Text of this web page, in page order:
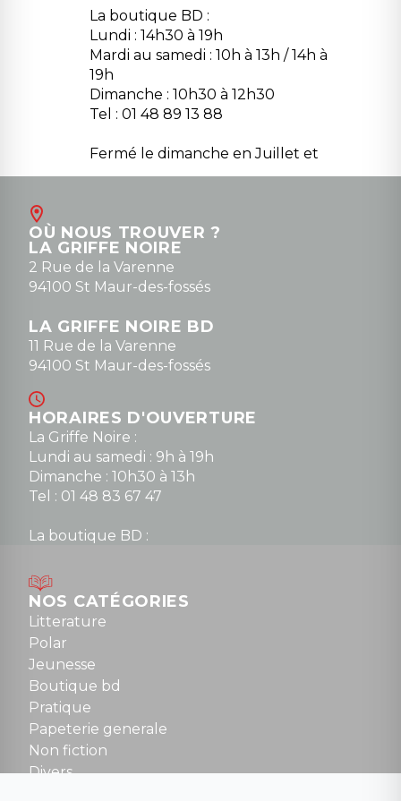
La boutique BD :
Lundi : 14h30 à 19h
Mardi au samedi : 10h à 13h / 14h à
19h
Dimanche : 10h30 à 12h30
Tel : 01 48 89 13 88
Fermé le dimanche en Juillet et
Août
contact@la-griffe-noire.com
0148836747
OÙ NOUS TROUVER ?
LA GRIFFE NOIRE
2 Rue de la Varenne
94100 St Maur-des-fossés
LA GRIFFE NOIRE BD
11 Rue de la Varenne
94100 St Maur-des-fossés
HORAIRES D'OUVERTURE
La Griffe Noire :
Lundi au samedi : 9h à 19h
Dimanche : 10h30 à 13h
Tel : 01 48 83 67 47
La boutique BD :
Mardi au samedi : 10h à 13h / 14h à 19h
Dimanche : 10h30 à 12h30
Tel : 01 48 89 13 88
NOUS CONTACTER
contact@la-griffe-noire.com
NOS CATÉGORIES
Litterature
Polar
Jeunesse
Boutique bd
Pratique
Papeterie generale
Non fiction
Divers